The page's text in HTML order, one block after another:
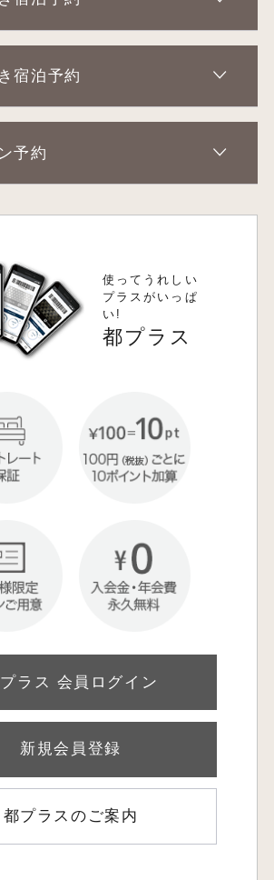
宿泊予約
予約
使ってうれしい
プラスがいっぱ
い!
都プラス
ラス 会員ログイン
新規会員登録
都プラスのご案内